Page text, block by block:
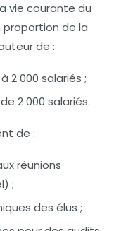
vie courante du
proportion de la
de :
2 000 salariés ;
2 000 salariés.
de :
réunions
;
des élus ;